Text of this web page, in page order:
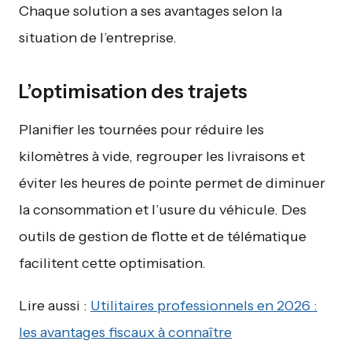
Chaque solution a ses avantages selon la
situation de l’entreprise.
L’optimisation des trajets
Planifier les tournées pour réduire les
kilomètres à vide, regrouper les livraisons et
éviter les heures de pointe permet de diminuer
la consommation et l’usure du véhicule. Des
outils de gestion de flotte et de télématique
facilitent cette optimisation.
Lire aussi : Utilitaires professionnels en 2026 :
les avantages fiscaux à connaître